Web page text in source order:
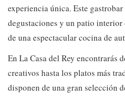
experiencia única. Este
degustaciones y un patio
de una espectacular cocina de
En La Casa del Rey encontrarás
creativos hasta los platos más
disponen de una gran selección